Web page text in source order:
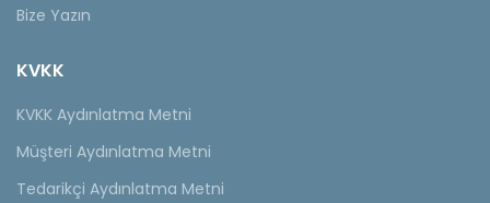
Bize Yazın
KVKK
KVKK Aydınlatma Metni
Müşteri Aydınlatma Metni
Tedarikçi Aydınlatma Metni